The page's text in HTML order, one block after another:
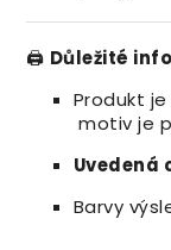
🖨️ Důležité
Produkt
motivje
Uvedená
Barvy